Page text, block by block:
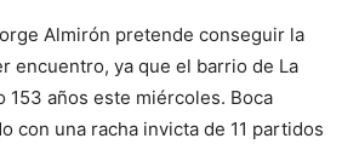
Almirón pretende conseguir la
encuentro, ya que el barrio de La
153 años este miércoles. Boca
con una racha invicta de 11 partidos